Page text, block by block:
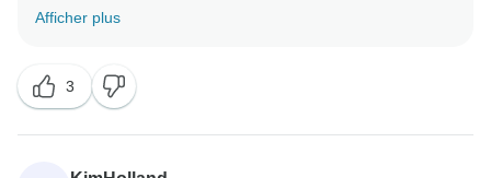
voyage avec TourRadar et Legend Travel Group au
personnel ! J'espère pouvoir vous servir à nouveau
lors de vos prochains voyages de rêve ! Restez en
contact - vous êtes une famille heureuse ! Meilleures
salutations, Tony Bui - au nom de l'équipe de Legend
Afficher plus
3